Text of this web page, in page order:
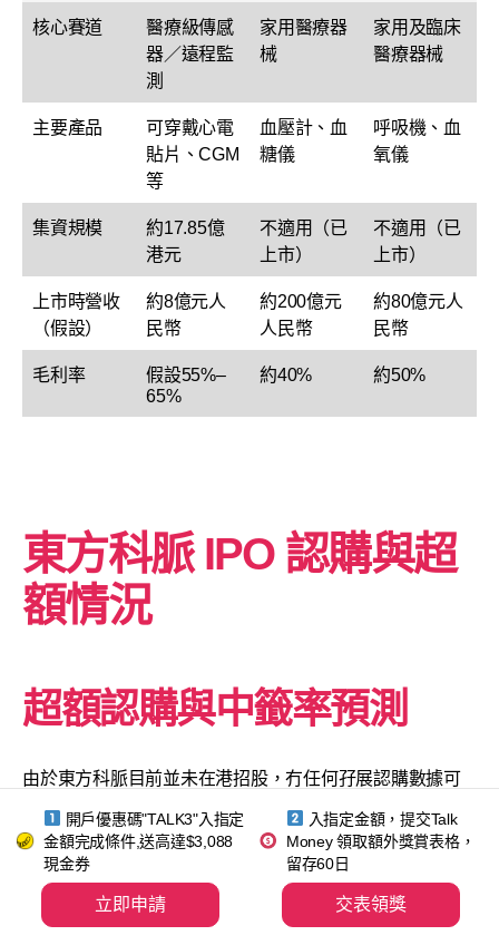
核心賽道
醫療級傳感
器／遠程監
測
家用醫療器
械
家用及臨床
醫療器械
主要產品
可穿戴心電
貼片、CGM
等
血壓計、血
糖儀
呼吸機、血
氧儀
集資規模
約17.85億
港元
不適用（已
上市）
不適用（已
上市）
上市時營收
（假設）
約8億元人
民幣
約200億元
人民幣
約80億元人
民幣
毛利率
假設55%–
65%
約40% 約50%
東方科脈IPO 認購與超
額情況
超額認購與中籤率預測
由於東方科脈目前並未在港招股，冇任何孖展認購數據可
假設公開發售股份數目約500萬股，每手100股，公開發售
初始總手數約50,000手。
開戶優惠碼"TALK3"入指定
金額完成條件,送高達$3,088
現金券
立即申請
入指定金額，提交Talk
Money 領取額外獎賞表格，
留存60日
交表領獎